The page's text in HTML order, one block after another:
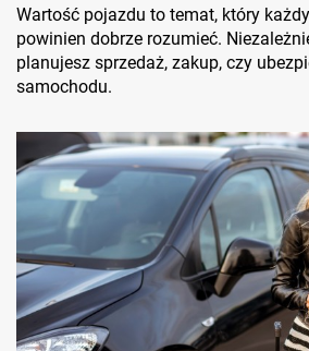
Wartość pojazdu to temat, który
powinien dobrze rozumieć.
planujesz sprzedaż, zakup, czy
samochodu.